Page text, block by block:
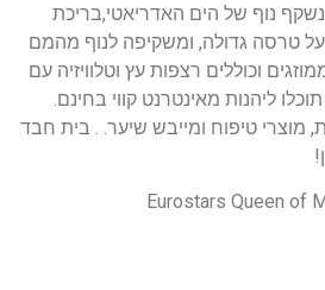
נוף של הים האדריאטי,בריכת
טרסה גדולה, ומשקיפה לנוף מהמם
וכוללים רצפות עץ וטלוויזיה עם
ליהנות מאינטרנט קווי בחינם.
טיפוח ומייבש שיער. . בית חבד